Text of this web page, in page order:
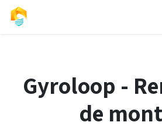
Se rendre au contenu
Gyroloop -
de